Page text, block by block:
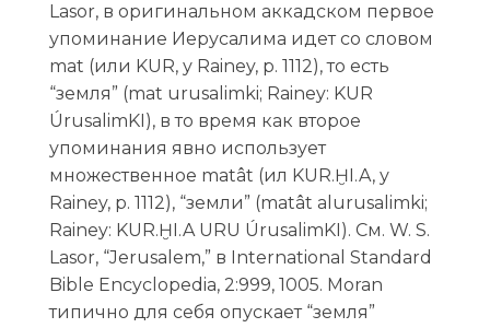
Lasor, в оригинальном аккадском первое
упоминание Иерусалима идет со словом
mat (или KUR, у Rainey, p. 1112), то есть
“земля” (mat urusalimki; Rainey: KUR
ÚrusalimKI), в то время как второе
упоминания явно использует
множественное matât (ил KUR.ḪI.A, у
Rainey, p. 1112), “земли” (matât alurusalimki;
Rainey: KUR.ḪI.A URU ÚrusalimKI). См. W. S.
Lasor, “Jerusalem,” в International Standard
Bible Encyclopedia, 2:999, 1005. Moran
типично для себя опускает “земля”